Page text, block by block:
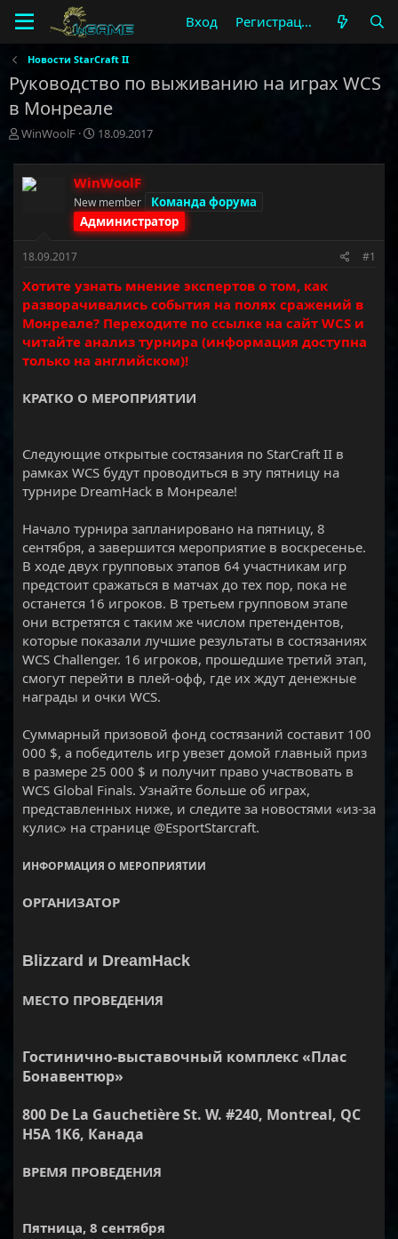
Вход Регистрация
Новости StarCraft II
Руководство по выживанию на играх WCS
в Монреале
А
т
о
р
ы
WinWoolF
Д
т
а
н
а
ч
18.09.2017
WinWoolF
New member
Команда форума
Администратор
18.09.2017 #1
Хотите узнать мнение экспертов о том, как
разворачивались события на полях сражений в
Монреале? Переходите по ссылке на сайт WCS и
читайте анализ турнира (информация доступна
только на английском)!
КРАТКО О МЕРОПРИЯТИИ
Следующие открытые состязания по StarCraft II в
рамках WCS будут проводиться в эту пятницу на
турнире DreamHack в Монреале!
Начало турнира запланировано на пятницу, 8
сентября, а завершится мероприятие в воскресенье.
В ходе двух групповых этапов 64 участникам игр
предстоит сражаться в матчах до тех пор, пока не
останется 16 игроков. В третьем групповом этапе
они встретятся с таким же числом претендентов,
которые показали лучшие результаты в состязаниях
WCS Challenger. 16 игроков, прошедшие третий этап,
смогут перейти в плей-офф, где их ждут денежные
награды и очки WCS.
Суммарный призовой фонд состязаний составит 100
000 $, а победитель игр увезет домой главный приз
в размере 25 000 $ и получит право участвовать в
WCS Global Finals. Узнайте больше об играх,
представленных ниже, и следите за новостями «из-за
кулис» на странице @EsportStarcraft.
ИНФОРМАЦИЯ О МЕРОПРИЯТИИ
ОРГАНИЗАТОР
Blizzard и DreamHack
МЕСТО ПРОВЕДЕНИЯ
Гостинично-выставочный комплекс «Плас
Бонавентюр»
800 De La Gauchetière St. W. #240, Montreal, QC
H5A 1K6, Канада
ВРЕМЯ ПРОВЕДЕНИЯ
Пятница, 8 сентября